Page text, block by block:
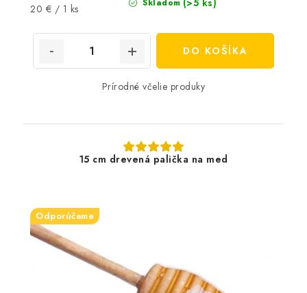
Jednotková
20 € / 1 ks
DO KOŠÍKA
Prírodné včelie produky
15 cm drevená palička na med
Odporúčame